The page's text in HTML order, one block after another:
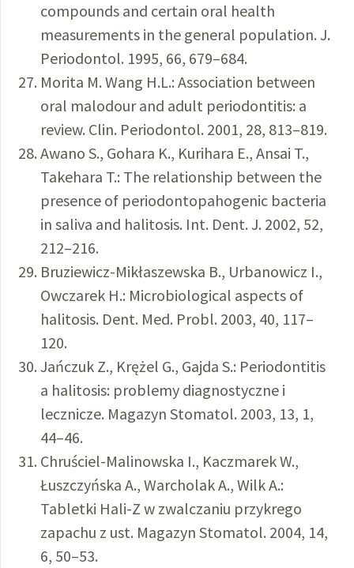
compounds and certain oral health
measurements in the general population. J.
Periodontol. 1995, 66, 679–684.
Morita M. Wang H.L.: Association between
oral malodour and adult periodontitis: a
review. Clin. Periodontol. 2001, 28, 813–819.
Awano S., Gohara K., Kurihara E., Ansai T.,
Takehara T.: The relationship between the
presence of periodontopahogenic bacteria
in saliva and halitosis. Int. Dent. J. 2002, 52,
212–216.
Bruziewicz-Mikłaszewska B., Urbanowicz I.,
Owczarek H.: Microbiological aspects of
halitosis. Dent. Med. Probl. 2003, 40, 117–
120.
Jańczuk Z., Krężel G., Gajda S.: Periodontitis
a halitosis: problemy diagnostyczne i
lecznicze. Magazyn Stomatol. 2003, 13, 1,
44–46.
Chruściel-Malinowska I., Kaczmarek W.,
Łuszczyńska A., Warcholak A., Wilk A.:
Tabletki Hali-Z w zwalczaniu przykrego
zapachu z ust. Magazyn Stomatol. 2004, 14,
6, 50–53.